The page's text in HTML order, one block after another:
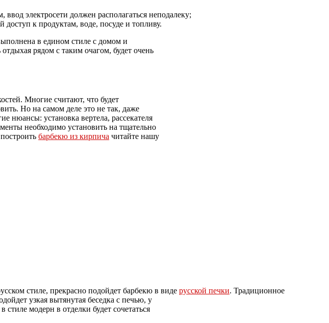
электросети должен располагаться неподалеку;
к продуктам, воде, посуде и топливу.
в едином стиле с домом и
рядом с таким очагом, будет очень
Многие считают, что будет
Но на самом деле это не так, даже
нюансы: установка вертела, рассекателя
необходимо установить на тщательно
барбекю из кирпича читайте нашу
стиле, прекрасно подойдет барбекю в виде русской печки. Традиционное
узкая вытянутая беседка с печью, у
модерн в отделки будет сочетаться